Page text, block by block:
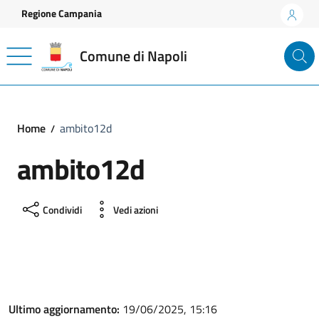
Vai ai contenuti
Vai al footer
Regione Campania
Comune di Napoli
Home ambito12d
ambito12d
Condividi Vedi azioni
Ultimo aggiornamento: 19/06/2025, 15:16